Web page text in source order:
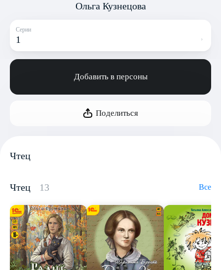
Ольга Кузнецова
Серии
1
Добавить в персоны
Поделиться
Чтец
Чтец 13 Все